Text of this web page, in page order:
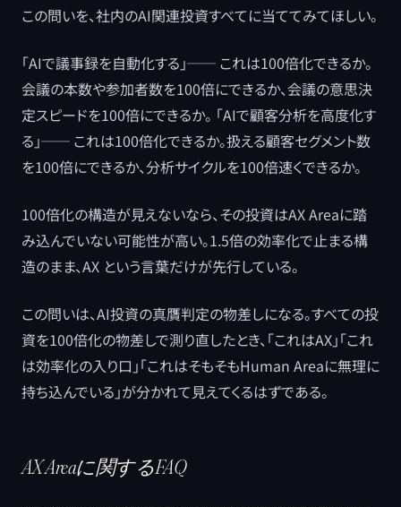
この問いを、社内のAI関連投資すべてに当ててみてほしい。
「AIで議事録を自動化する」── これは100倍化できるか。
会議の本数や参加者数を100倍にできるか、会議の意思決
定スピードを100倍にできるか。 「AIで顧客分析を高度化す
る」── これは100倍化できるか。扱える顧客セグメント数
を100倍にできるか、分析サイクルを100倍速くできるか。
100倍化の構造が見えないなら、その投資はAX Areaに踏
み込んでいない可能性が高い。1.5倍の効率化で止まる構
造のまま、AX という言葉だけが先行している。
この問いは、AI投資の真贋判定の物差しになる。すべての投
資を100倍化の物差しで測り直したとき、「これはAX」「これ
は効率化の入り口」「これはそもそもHuman Areaに無理に
持ち込んでいる」が分かれて見えてくるはずである。
AX Areaに関するFAQ